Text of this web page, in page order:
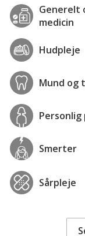
Generelt
medicin
Hudpleje
Mund og
Personlig
Smerter
Sårpleje